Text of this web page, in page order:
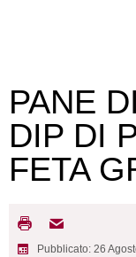
PANE
DIP DI
FETA
Pubblicato: 26